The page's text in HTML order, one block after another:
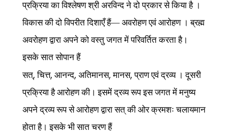
प्रक्रिया का विश्लेषण श्री अरविन्द ने दो प्रकार से किया है ।
विकास की दो विपरीत दिशाएँ हैं— अवरोहण एवं आरोहण । ब्रह्म
अवरोहण द्वारा अपने को वस्तु जगत में परिवर्तित करता है।
इसके सात सोपान हैं
सत्,चित्त, आनन्द, अतिमानस,मानस,प्राण एवं द्रव्य । दूसरी
प्रक्रिया है आरोहण की। इसमें द्रव्य रूप इस जगत में मनुष्य
अपने द्रव्य रूप से आरोहण द्वारा सत् की ओर क्रमशः चलायमान
होता है। इसके भी सात चरण हैं